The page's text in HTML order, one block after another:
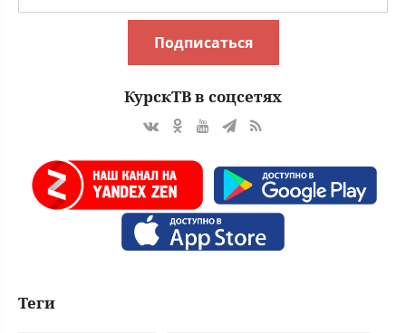
Подписаться
КурскТВ в соцсетях
Теги